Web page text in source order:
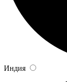
Индия